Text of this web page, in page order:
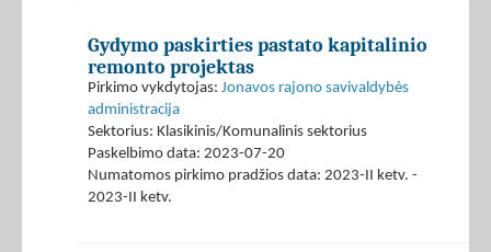
Gydymo paskirties pastato kapitalinio
remonto projektas
Pirkimo vykdytojas: Jonavos rajono savivaldybės
administracija
Sektorius: Klasikinis/Komunalinis sektorius
Paskelbimo data: 2023-07-20
Numatomos pirkimo pradžios data: 2023-II ketv. -
2023-II ketv.